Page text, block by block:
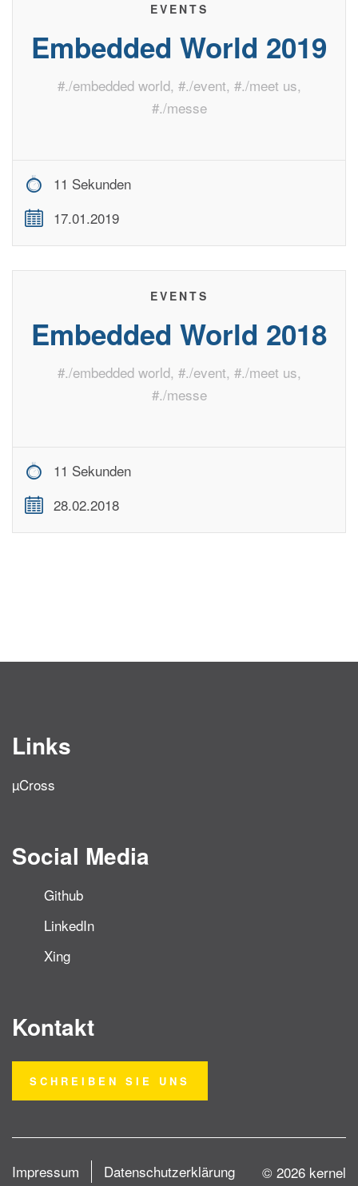
EVENTS
Embedded World 2019
#./embedded world, #./event, #./meet us,
#./messe
11 Sekunden
17.01.2019
EVENTS
Embedded World 2018
#./embedded world, #./event, #./meet us,
#./messe
11 Sekunden
28.02.2018
Links
µCross
Social Media
Github
LinkedIn
Xing
Kontakt
SCHREIBEN SIE UNS
Impressum Datenschutzerklärung
© 2026 kernel